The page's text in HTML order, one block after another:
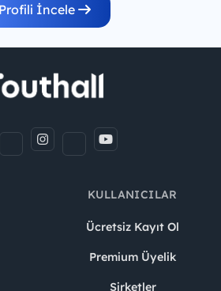
Profili İncele
KULLANICILAR
Ücretsiz Kayıt Ol
Premium Üyelik
Şirketler